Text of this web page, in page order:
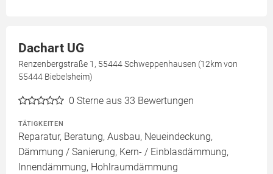
Dachart UG
Renzenbergstraße 1, 55444 Schweppenhausen (12km von
55444 Biebelsheim)
0 Sterne aus 33 Bewertungen
TÄTIGKEITEN
Reparatur, Beratung, Ausbau, Neueindeckung,
Dämmung / Sanierung, Kern- / Einblasdämmung,
Innendämmung, Hohlraumdämmung